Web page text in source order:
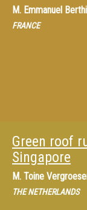
M. Emmanuel
FRANCE
Green roof
Singapore
M. Toine
THE NETHERLANDS